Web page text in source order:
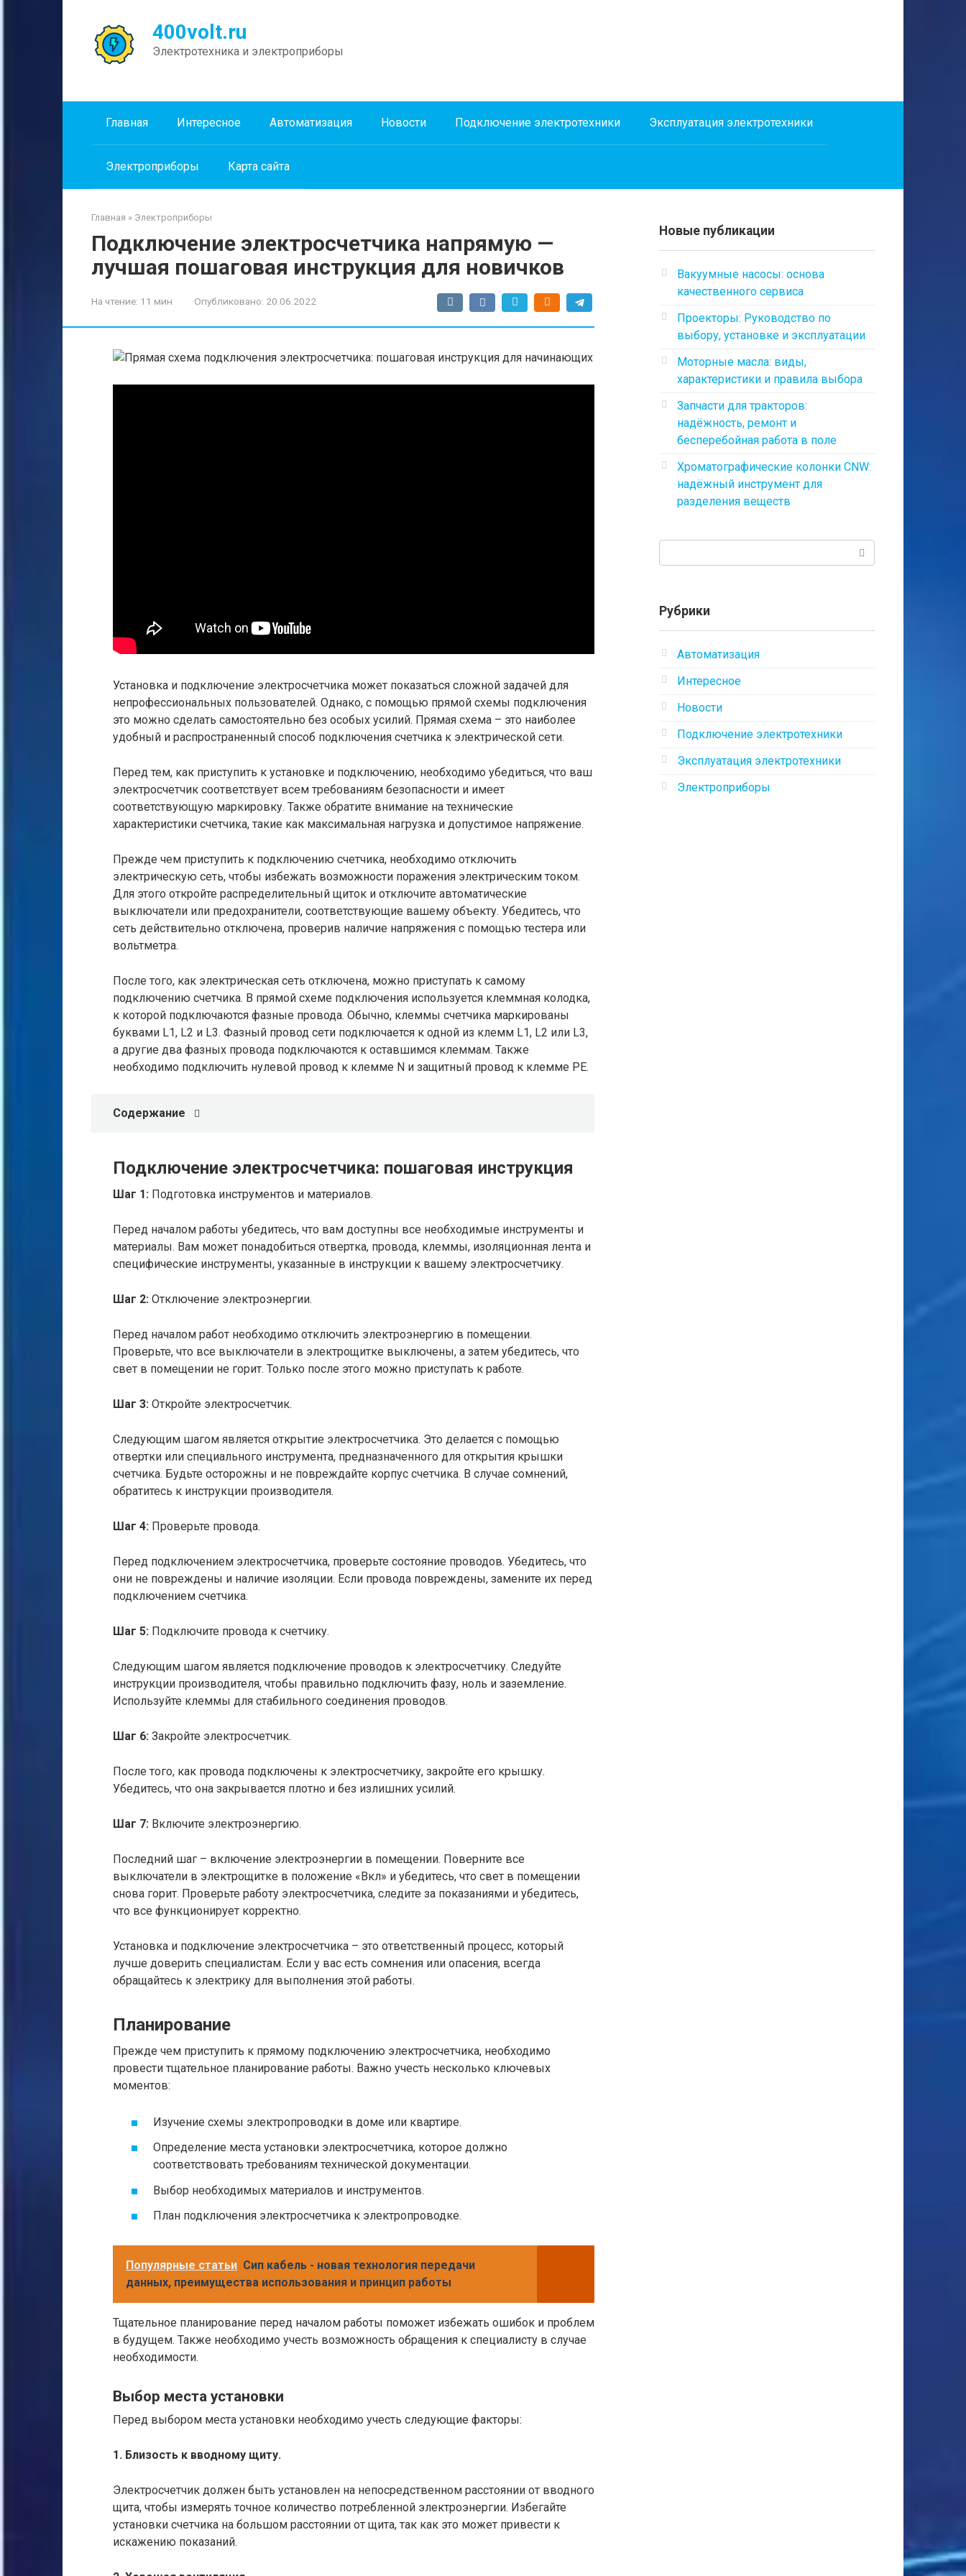
400volt.ru
Электротехника и электроприборы
Главная Интересное Автоматизация Новости Подключение электротехники Эксплуатация электротехники
Электроприборы Карта сайта
Главная » Электроприборы
Подключение электросчетчика напрямую —
лучшая пошаговая инструкция для новичков
На чтение: 11 мин Опубликовано: 20.06.2022
Установка и подключение электросчетчика может показаться сложной задачей для
непрофессиональных пользователей. Однако, с помощью прямой схемы подключения
это можно сделать самостоятельно без особых усилий. Прямая схема – это наиболее
удобный и распространенный способ подключения счетчика к электрической сети.
Перед тем, как приступить к установке и подключению, необходимо убедиться, что ваш
электросчетчик соответствует всем требованиям безопасности и имеет
соответствующую маркировку. Также обратите внимание на технические
характеристики счетчика, такие как максимальная нагрузка и допустимое напряжение.
Прежде чем приступить к подключению счетчика, необходимо отключить
электрическую сеть, чтобы избежать возможности поражения электрическим током.
Для этого откройте распределительный щиток и отключите автоматические
выключатели или предохранители, соответствующие вашему объекту. Убедитесь, что
сеть действительно отключена, проверив наличие напряжения с помощью тестера или
вольтметра.
После того, как электрическая сеть отключена, можно приступать к самому
подключению счетчика. В прямой схеме подключения используется клеммная колодка,
к которой подключаются фазные провода. Обычно, клеммы счетчика маркированы
буквами L1, L2 и L3. Фазный провод сети подключается к одной из клемм L1, L2 или L3,
а другие два фазных провода подключаются к оставшимся клеммам. Также
необходимо подключить нулевой провод к клемме N и защитный провод к клемме PE.
Содержание
Подключение электросчетчика: пошаговая инструкция
Шаг 1: Подготовка инструментов и материалов.
Перед началом работы убедитесь, что вам доступны все необходимые инструменты и
материалы. Вам может понадобиться отвертка, провода, клеммы, изоляционная лента и
специфические инструменты, указанные в инструкции к вашему электросчетчику.
Шаг 2: Отключение электроэнергии.
Перед началом работ необходимо отключить электроэнергию в помещении.
Проверьте, что все выключатели в электрощитке выключены, а затем убедитесь, что
свет в помещении не горит. Только после этого можно приступать к работе.
Шаг 3: Откройте электросчетчик.
Следующим шагом является открытие электросчетчика. Это делается с помощью
отвертки или специального инструмента, предназначенного для открытия крышки
счетчика. Будьте осторожны и не повреждайте корпус счетчика. В случае сомнений,
обратитесь к инструкции производителя.
Шаг 4: Проверьте провода.
Перед подключением электросчетчика, проверьте состояние проводов. Убедитесь, что
они не повреждены и наличие изоляции. Если провода повреждены, замените их перед
подключением счетчика.
Шаг 5: Подключите провода к счетчику.
Следующим шагом является подключение проводов к электросчетчику. Следуйте
инструкции производителя, чтобы правильно подключить фазу, ноль и заземление.
Используйте клеммы для стабильного соединения проводов.
Шаг 6: Закройте электросчетчик.
После того, как провода подключены к электросчетчику, закройте его крышку.
Убедитесь, что она закрывается плотно и без излишних усилий.
Шаг 7: Включите электроэнергию.
Последний шаг – включение электроэнергии в помещении. Поверните все
выключатели в электрощитке в положение «Вкл» и убедитесь, что свет в помещении
снова горит. Проверьте работу электросчетчика, следите за показаниями и убедитесь,
что все функционирует корректно.
Установка и подключение электросчетчика – это ответственный процесс, который
лучше доверить специалистам. Если у вас есть сомнения или опасения, всегда
обращайтесь к электрику для выполнения этой работы.
Планирование
Прежде чем приступить к прямому подключению электросчетчика, необходимо
провести тщательное планирование работы. Важно учесть несколько ключевых
моментов:
Изучение схемы электропроводки в доме или квартире.
Определение места установки электросчетчика, которое должно
соответствовать требованиям технической документации.
Выбор необходимых материалов и инструментов.
План подключения электросчетчика к электропроводке.
Популярные статьи Сип кабель - новая технология передачи
данных, преимущества использования и принцип работы
Тщательное планирование перед началом работы поможет избежать ошибок и проблем
в будущем. Также необходимо учесть возможность обращения к специалисту в случае
необходимости.
Выбор места установки
Перед выбором места установки необходимо учесть следующие факторы:
1. Близость к вводному щиту.
Электросчетчик должен быть установлен на непосредственном расстоянии от вводного
щита, чтобы измерять точное количество потребленной электроэнергии. Избегайте
установки счетчика на большом расстоянии от щита, так как это может привести к
искажению показаний.
Новые публикации
Вакуумные насосы: основа
качественного сервиса
Проекторы: Руководство по
выбору, установке и эксплуатации
Моторные масла: виды,
характеристики и правила выбора
Запчасти для тракторов:
надёжность, ремонт и
бесперебойная работа в поле
Хроматографические колонки CNW:
надёжный инструмент для
разделения веществ
Рубрики
Автоматизация
Интересное
Новости
Подключение электротехники
Эксплуатация электротехники
Электроприборы